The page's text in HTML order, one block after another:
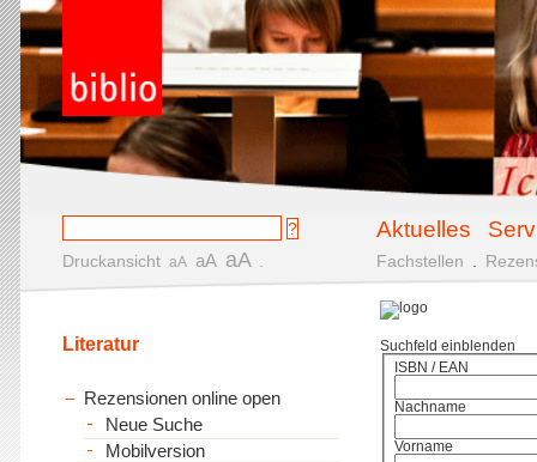
Aktuelles
Druckansicht aA aA aA Fachstellen
Suchfeld einblenden
ISBN / EAN
Nachname
Vorname
Literatur
Rezensionen online open
Neue Suche
Mobilversion